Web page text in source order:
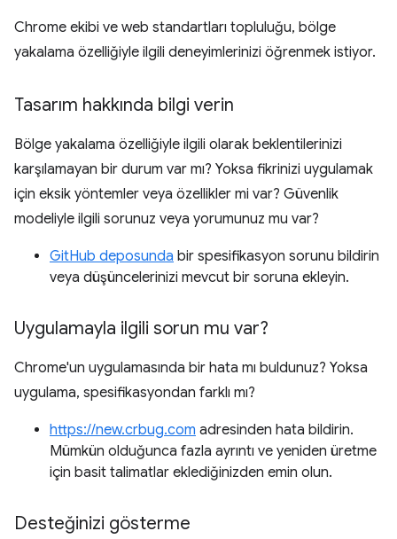
Chrome ekibi ve web standartları topluluğu, bölge
yakalama özelliğiyle ilgili deneyimlerinizi öğrenmek istiyor.
Tasarım hakkında bilgi verin
Bölge yakalama özelliğiyle ilgili olarak beklentilerinizi
karşılamayan bir durum var mı? Yoksa fikrinizi uygulamak
için eksik yöntemler veya özellikler mi var? Güvenlik
modeliyle ilgili sorunuz veya yorumunuz mu var?
GitHub deposunda bir spesifikasyon sorunu bildirin
veya düşüncelerinizi mevcut bir soruna ekleyin.
Uygulamayla ilgili sorun mu var?
Chrome'un uygulamasında bir hata mı buldunuz? Yoksa
uygulama, spesifikasyondan farklı mı?
https://new.crbug.com adresinden hata bildirin.
Mümkün olduğunca fazla ayrıntı ve yeniden üretme
için basit talimatlar eklediğinizden emin olun.
Desteğinizi gösterme